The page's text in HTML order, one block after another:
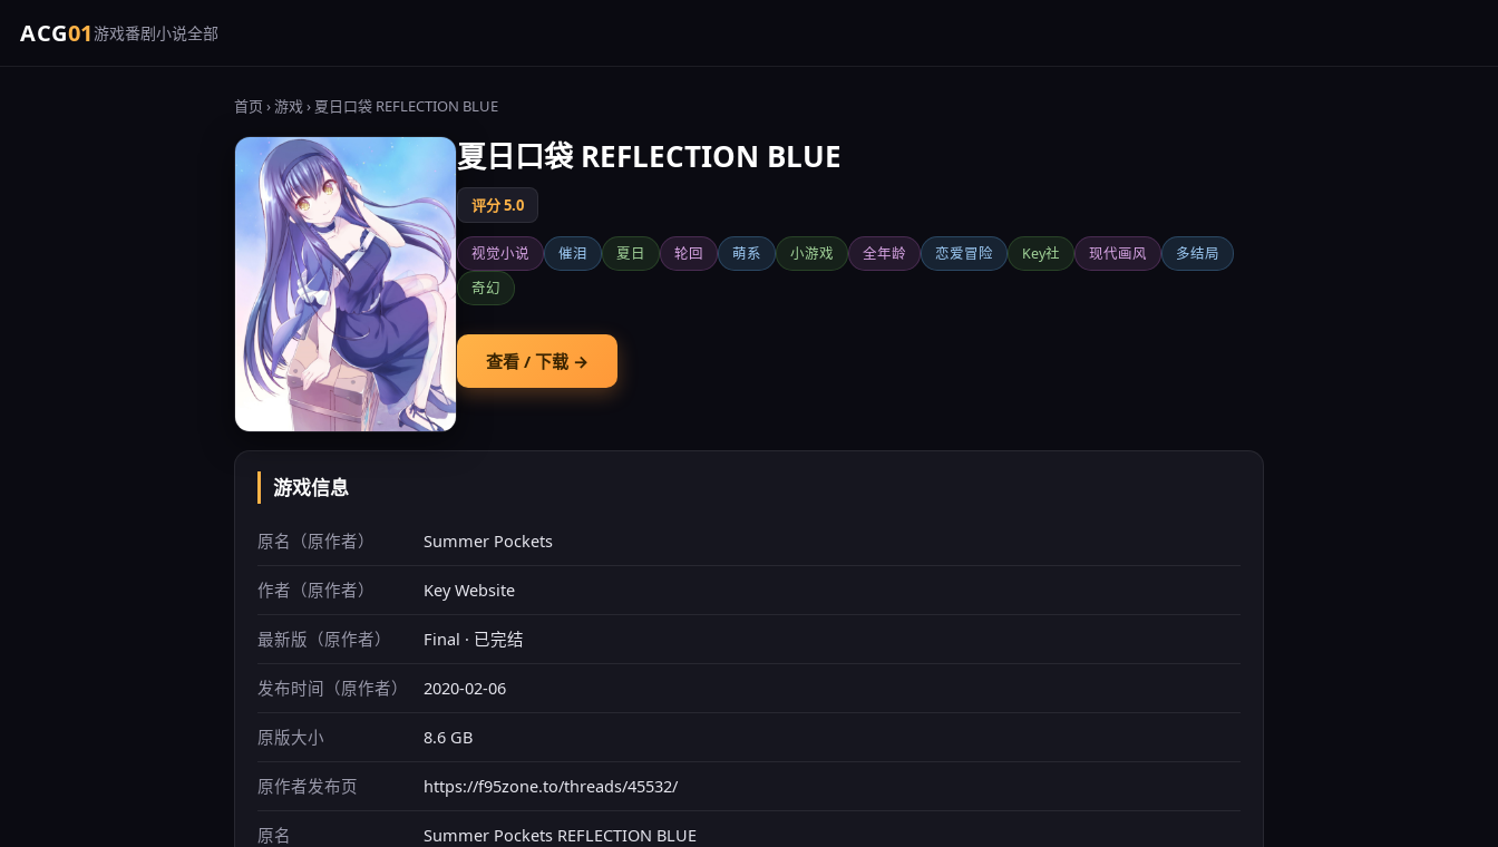
ACG01游戏番剧小说全部
首页 ›游戏› 夏日口袋 REFLECTION BLUE
夏日口袋 REFLECTION BLUE
评分 5.0
视觉小说 催泪 夏日 轮回 萌系 小游戏 全年龄 恋爱冒险 Key社 现代画风
多结局
奇幻
查看 / 下载 →
游戏信息
原名（原作者） Summer Pockets
作者（原作者） Key Website
最新版（原作者） Final · 已完结
发布时间（原作者） 2020-02-06
原版大小 8.6 GB
原作者发布页 https://f95zone.to/threads/45532/
原名 Summer Pockets REFLECTION BLUE